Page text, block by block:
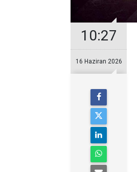
10:27
16 Haziran 2026